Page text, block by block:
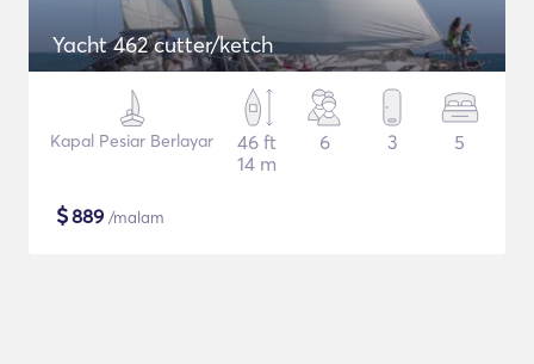
Yacht 462 cutter/ketch
Kapal Pesiar Berlayar
46 ft
14 m
6 3 5
$889 /malam